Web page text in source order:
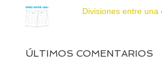
Divisiones entre una
ÚLTIMOS COMENTARIOS